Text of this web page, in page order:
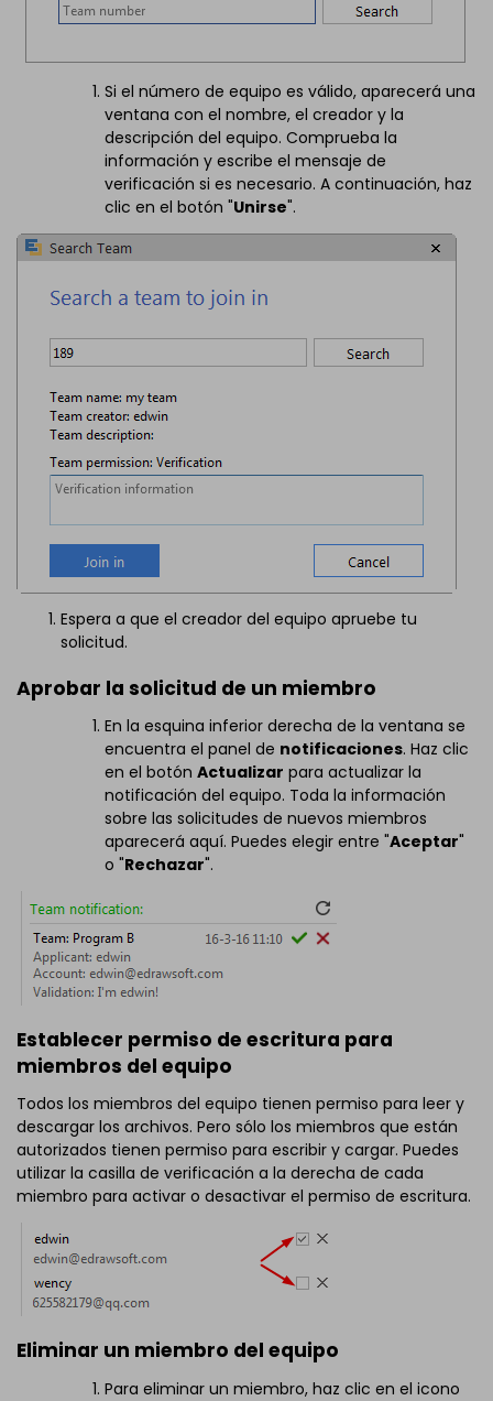
Si el número de equipo es válido, aparecerá una
ventana con el nombre, el creador y la
descripción del equipo. Comprueba la
información y escribe el mensaje de
verificación si es necesario. A continuación, haz
clic en el botón "Unirse".
Espera a que el creador del equipo apruebe tu
solicitud.
Aprobar la solicitud de un miembro
En la esquina inferior derecha de la ventana se
encuentra el panel de notificaciones. Haz clic
en el botón Actualizar para actualizar la
notificación del equipo. Toda la información
sobre las solicitudes de nuevos miembros
aparecerá aquí. Puedes elegir entre "Aceptar"
o "Rechazar".
Establecer permiso de escritura para
miembros del equipo
Todos los miembros del equipo tienen permiso para leer y
descargar los archivos. Pero sólo los miembros que están
autorizados tienen permiso para escribir y cargar. Puedes
utilizar la casilla de verificación a la derecha de cada
miembro para activar o desactivar el permiso de escritura.
Eliminar un miembro del equipo
Para eliminar un miembro, haz clic en el icono